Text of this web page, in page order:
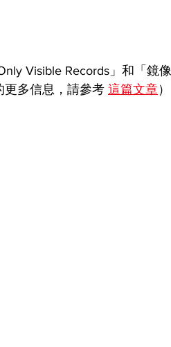
Visible Records」和「鏡像
更多信息，請參考 這篇文章）